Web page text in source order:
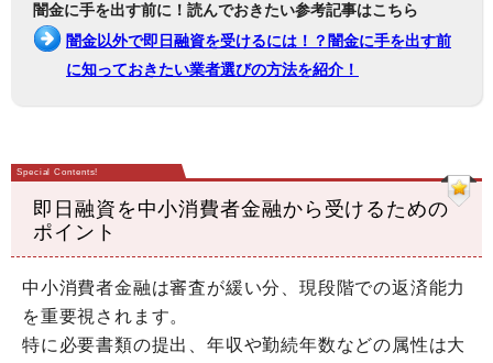
闇金に手を出す前に！読んでおきたい参考記事はこちら
闇金以外で即日融資を受けるには！？闇金に手を出す前
に知っておきたい業者選びの方法を紹介！
即日融資を中小消費者金融から受けるための
ポイント
中小消費者金融は審査が緩い分、現段階での返済能力
を重要視されます。
特に必要書類の提出、年収や勤続年数などの属性は大